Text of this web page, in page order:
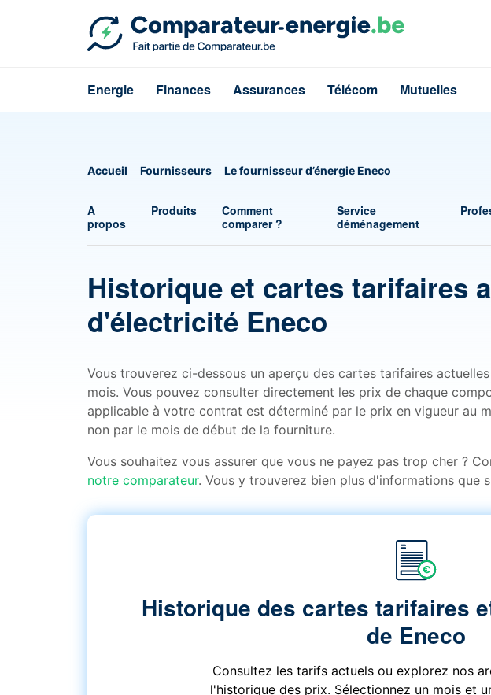
Energie Finances Assurances Télécom Mutuelles
Accueil Fournisseurs Le fournisseur d’énergie Eneco
A
propos
Produits
Comment
comparer ?
Service
déménagement
Historique et cartes tarifaires
d'électricité Eneco
Vous trouverez ci-dessous un aperçu des cartes tarifaires
mois. Vous pouvez consulter directement les prix de chaque
applicable à votre contrat est déterminé par le prix en vigueur au
non par le mois de début de la fourniture.
Vous souhaitez vous assurer que vous ne payez pas trop cher ?
notre comparateur. Vous y trouverez bien plus d'informations que
Historique des cartes tarifaires
de Eneco
Consultez les tarifs actuels ou explorez nos
l'historique des prix. Sélectionnez un mois et